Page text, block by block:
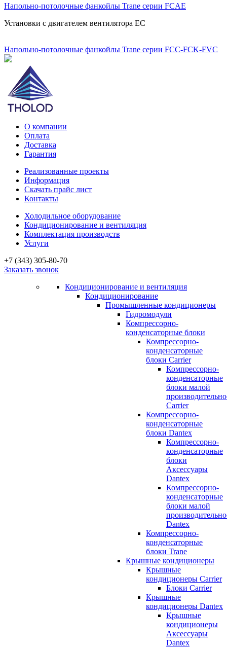
Напольно-потолочные фанкойлы Trane серии FCAE
Установки с двигателем вентилятора EC
Напольно-потолочные фанкойлы Trane серии FCC-FCK-FVC
О компании
Оплата
Доставка
Гарантия
Реализованные проекты
Информация
Скачать прайс лист
Контакты
Холодильное оборудование
Кондиционирование и вентиляция
Комплектация производств
Услуги
+7 (343) 305-80-70
Заказать звонок
Кондиционирование и вентиляция
Кондиционирование
Промышленные кондиционеры
Гидромодули
Компрессорно-
конденсаторные блоки
Компрессорно-
конденсаторные
блоки Carrier
Компрессорно-
конденсаторные
блоки малой
Carrier
Компрессорно-
конденсаторные
блоки Dantex
Компрессорно-
конденсаторные
блоки
Аксессуары
Dantex
Компрессорно-
конденсаторные
блоки малой
Dantex
Компрессорно-
конденсаторные
блоки Trane
Крышные кондиционеры
Крышные
кондиционеры Carrier
Блоки Carrier
Крышные
кондиционеры Dantex
Крышные
кондиционеры
Аксессуары
Dantex